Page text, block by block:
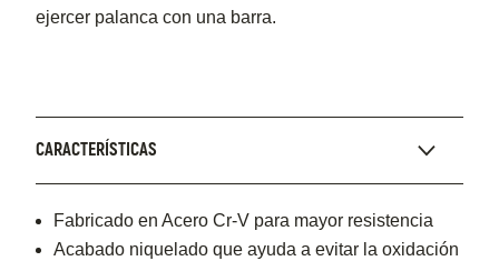
ejercer palanca con una barra.
CARACTERÍSTICAS
Fabricado en Acero Cr-V para mayor resistencia
Acabado niquelado que ayuda a evitar la oxidación